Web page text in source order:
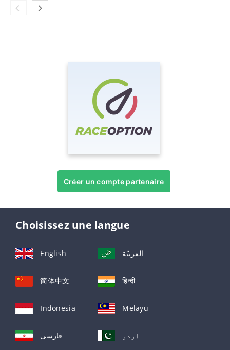
Créer un compte partenaire
Choisissez une langue
English العربيّة
简体中文 हिन्दी
Indonesia Melayu
فارسی اردو